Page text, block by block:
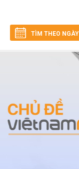
TÌM THEO NGÀY